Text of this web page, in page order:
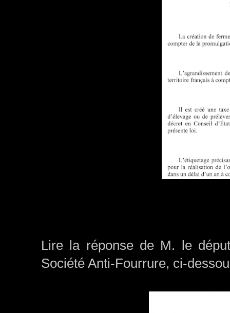
Lire la réponse de M. le
Société Anti-Fourrure, ci-